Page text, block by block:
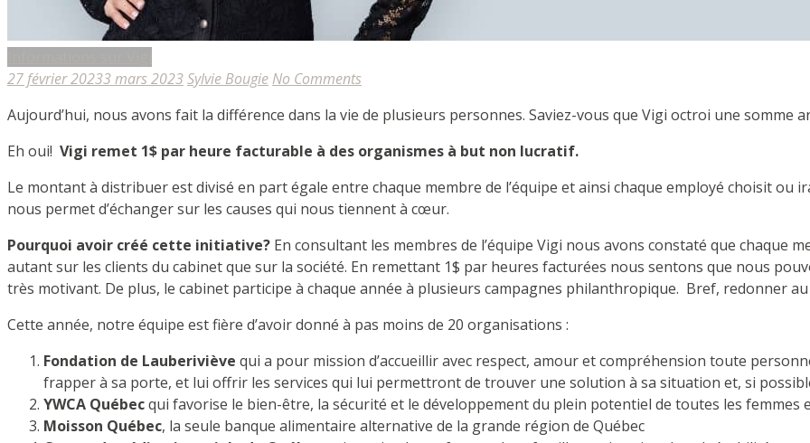
27 février 20233 mars 2023Sylvie Bougie No Comments
Aujourd’hui, nous avons fait la différence dans la vie de plusieurs personnes. Saviez-vous que Vigi octroi une somme
Eh oui! Vigi remet 1$ par heure facturable à des organismes à but non lucratif.
Le montant à distribuer est divisé en part égale entre chaque membre de l’équipe et ainsi chaque employé choisit ou
nous permet d’échanger sur les causes qui nous tiennent à cœur.
Pourquoi avoir créé cette initiative? En consultant les membres de l’équipe Vigi nous avons constaté que chaque
autant sur les clients du cabinet que sur la société. En remettant 1$ par heures facturées nous sentons que nous
très motivant. De plus, le cabinet participe à chaque année à plusieurs campagnes philanthropique. Bref, redonner
Cette année, notre équipe est fière d’avoir donné à pas moins de 20 organisations :
Fondation de Lauberiviève qui a pour mission d’accueillir avec respect, amour et compréhension toute
frapper à sa porte, et lui offrir les services qui lui permettront de trouver une solution à sa situation et, si
YWCA Québecqui favorise le bien-être, la sécurité et le développement du plein potentiel de toutes les femmes
Moisson Québec, la seule banque alimentaire alternative de la grande région de Québec